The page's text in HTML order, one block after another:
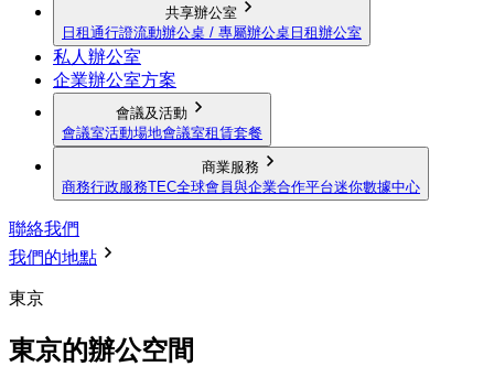
共享辦公室
日租通行證流動辦公桌 / 專屬辦公桌 日租辦公室
私人辦公室
企業辦公室方案
會議及活動
會議室活動場地會議室租賃套餐
商業服務
商務行政服務TEC全球會員與企業合作平台迷你數據中心
聯絡我們
我們的地點
東京
東京的辦公空間